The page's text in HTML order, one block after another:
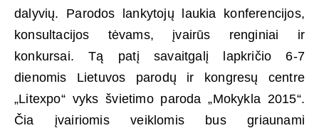
dalyvių. Parodos lankytojų laukia konferencijos,
konsultacijos tėvams, įvairūs renginiai ir
konkursai. Tą patį savaitgalį lapkričio 6-7
dienomis Lietuvos parodų ir kongresų centre
„Litexpo“ vyks švietimo paroda „Mokykla 2015“.
Čia įvairiomis veiklomis bus griaunami